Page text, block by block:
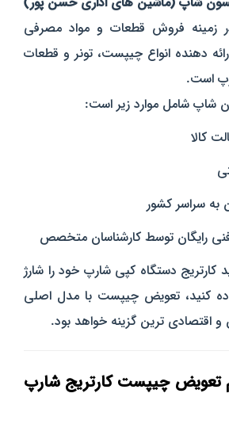
زمینه فروش قطعات و مواد مصرفی
دهنده انواع چیپست، تونر و قطعات
است.
شاپ شامل موارد زیر است:
کالا
به سراسر کشور
رایگان توسط کارشناسان متخصص
کارتریج دستگاه کپی شارپ خود را شارژ
کنید، تعویض چیپست با مدل اصلی
تعویض چیپست کارتریج شارپ